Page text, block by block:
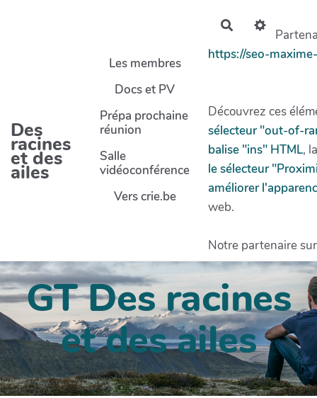
Des
racines
et des
ailes
Les membres
Docs et PV
Prépa prochaine
réunion
Salle
vidéoconférence
Vers crie.be
Rechercher
https://seo-
Découvrez ces
sélecteur "out-of-
balise "ins" HTML, la
le sélecteur
améliorer
web.
Notre partenaire
GT Des racines
et des ailes